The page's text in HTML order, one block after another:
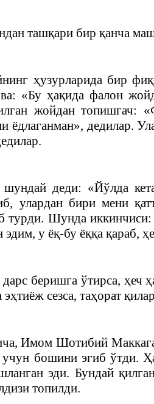
ташқари бир қанча
ҳузурларида бир
«Бу ҳақида фалон
жойдан
ёдлаганман», дедилар.
деди: «Йўлда
улардан бири мени
турди. Шунда
эдим, у ёқ-бу ёққа қараб,
беришга ўтирса, ҳеч
эҳтиёж сезса, таҳорат
Имом Шотибий Маккага
учун бошини эгиб ўтди.
эди. Бундай
топилди.